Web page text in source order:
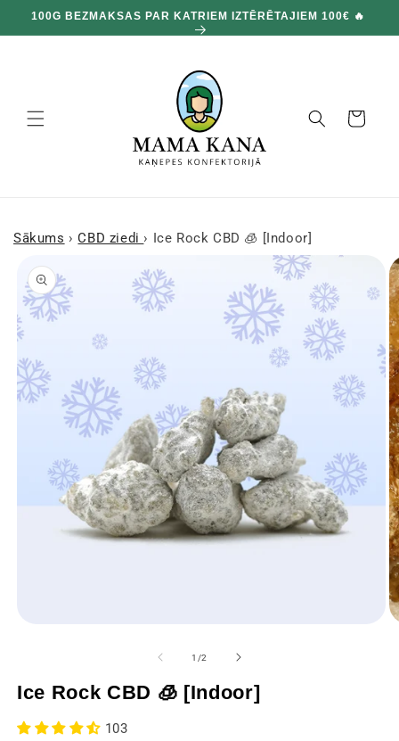
pāriet
pie
100G BEZMAKSAS PAR KATRIEM IZTĒRĒTAJIEM 100€ 🔥
Grozs
Sākums › CBD ziedi › Ice Rock CBD 🧊 [Indoor]
produkta
informāciju
logā
1 /no
2
Ice Rock CBD 🧊 [Indoor]
103